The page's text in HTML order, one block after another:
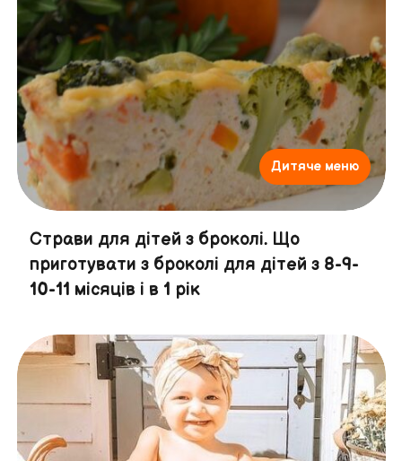
Дитяче меню
Страви для дітей з броколі. Що
приготувати з броколі для дітей з 8-9-
10-11 місяців і в 1 рік